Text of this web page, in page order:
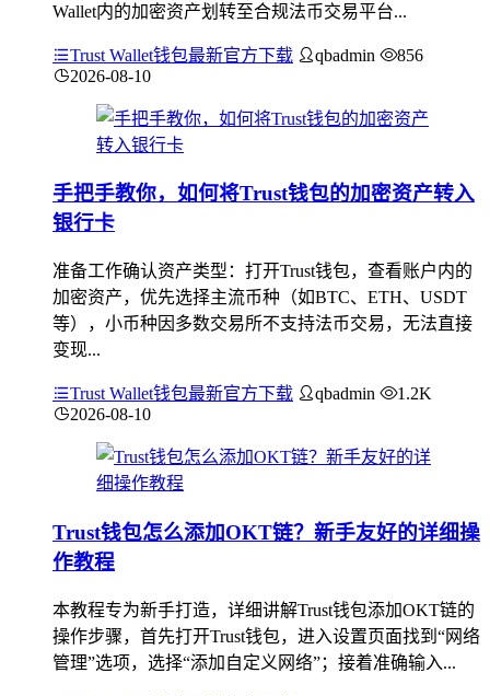
Wallet内的加密资产划转至合规法币交易平台...
Trust Wallet钱包最新官方下载 qbadmin
856
2026-08-10
手把手教你，如何将Trust钱包的加密资产转入
银行卡
准备工作确认资产类型：打开Trust钱包，查看账户内的
加密资产，优先选择主流币种（如BTC、ETH、USDT
等），小币种因多数交易所不支持法币交易，无法直接
变现...
Trust Wallet钱包最新官方下载 qbadmin
1.2K
2026-08-10
Trust钱包怎么添加OKT链？新手友好的详细操
作教程
本教程专为新手打造，详细讲解Trust钱包添加OKT链的
操作步骤，首先打开Trust钱包，进入设置页面找到“网络
管理”选项，选择“添加自定义网络”；接着准确输入...